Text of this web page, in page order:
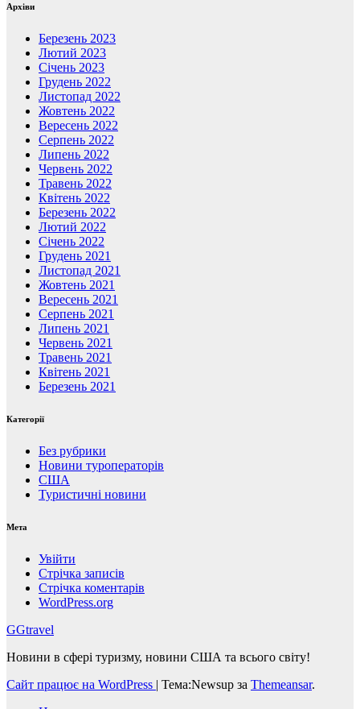
Архіви
Березень 2023
Лютий 2023
Січень 2023
Грудень 2022
Листопад 2022
Жовтень 2022
Вересень 2022
Серпень 2022
Липень 2022
Червень 2022
Травень 2022
Квітень 2022
Березень 2022
Лютий 2022
Січень 2022
Грудень 2021
Листопад 2021
Жовтень 2021
Вересень 2021
Серпень 2021
Липень 2021
Червень 2021
Травень 2021
Квітень 2021
Березень 2021
Категорії
Без рубрики
Новини туроператорів
США
Туристичні новини
Мета
Увійти
Стрічка записів
Стрічка коментарів
WordPress.org
GGtravel
Новини в сфері туризму, новини США та всього світу!
Сайт працює на WordPress | Тема:Newsup за Themeansar.